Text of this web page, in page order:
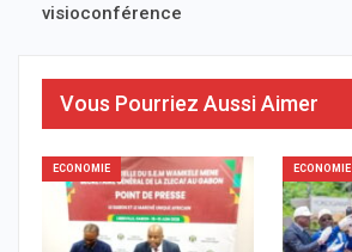
visioconférence
Vous Pourriez Aussi Aimer
ECONOMIE ECONOMIE